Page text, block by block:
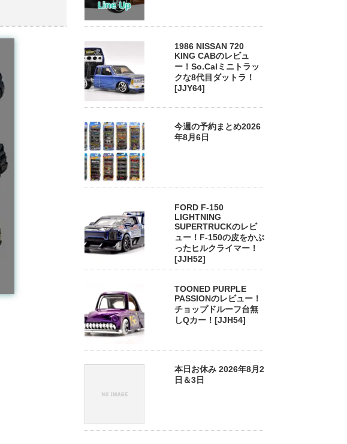
1986 NISSAN 720
KING CABのレビュ
ー！So.Calミニトラッ
クな8代目ダットラ！
[JJY64]
今週の予約まとめ2026
年8月6日
FORD F-150
LIGHTNING
SUPERTRUCKのレビ
ュー！F-150の皮をかぶ
ったヒルクライマー！
[JJH52]
TOONED PURPLE
PASSIONのレビュー！
チョップドルーフ台無
しQカー！[JJH54]
本日お休み 2026年8月2
日＆3日